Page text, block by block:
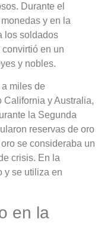
Durante el
y en la
los soldados
en un
y nobles.
miles de
California y Australia,
la Segunda
reservas de oro
se consideraba un
crisis. En la
y se utiliza en
en la